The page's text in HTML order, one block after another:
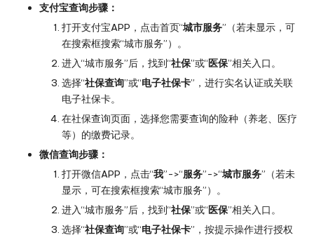
支付宝查询步骤：
打开支付宝APP，点击首页“城市服务”（若未显示，可
在搜索框搜索“城市服务”）。
进入“城市服务”后，找到“社保”或“医保”相关入口。
选择“社保查询”或“电子社保卡”，进行实名认证或关联
电子社保卡。
在社保查询页面，选择您需要查询的险种（养老、医疗
等）的缴费记录。
微信查询步骤：
打开微信APP，点击“我”->“服务”->“城市服务”（若未
显示，可在搜索框搜索“城市服务”）。
进入“城市服务”后，找到“社保”或“医保”相关入口。
选择“社保查询”或“电子社保卡”，按提示操作进行授权